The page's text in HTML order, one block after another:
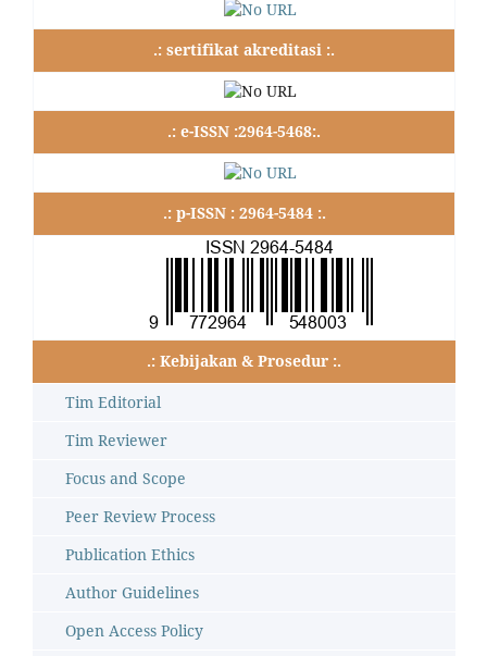
.: sertifikat akreditasi :.
.: e-ISSN :2964-5468:.
.: p-ISSN : 2964-5484 :.
.: Kebijakan & Prosedur :.
Tim Editorial
Tim Reviewer
Focus and Scope
Peer Review Process
Publication Ethics
Author Guidelines
Open Access Policy